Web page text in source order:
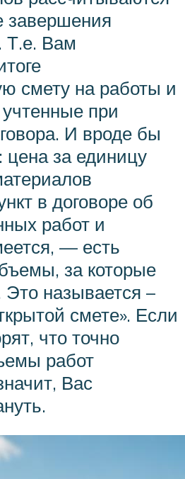
завершения
Т.е. Вам
смету на работы и
при
И вроде бы
цена за единицу
в договоре об
работ и
— есть
за которые
Это называется –
смете». Если
что точно
работ
Вас